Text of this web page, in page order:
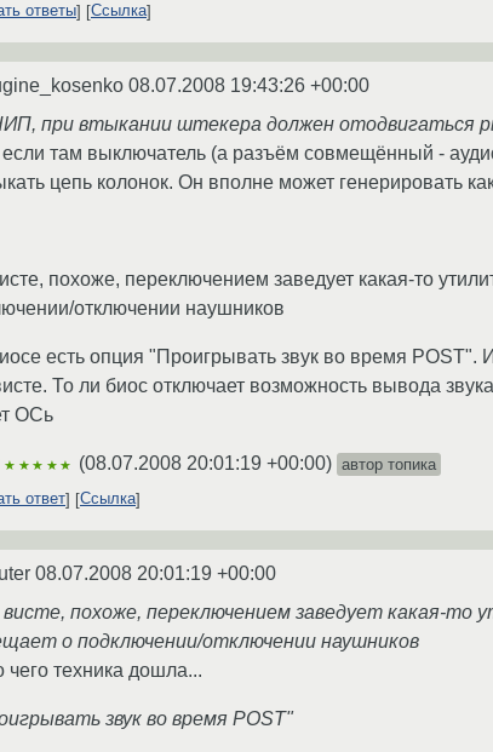
ответы Ссылка
08.07.2008 19:43:26 +00:00
при втыкании штекера должен отодвигаться
там выключатель (а разъём совмещённый -
цепь колонок. Он вполне может генерировать
похоже, переключением заведует какая-то
отключении наушников
есть опция "Проигрывать звук во время
То ли биос отключает возможность вывода
ОСь
★★★★★ (08.07.2008 20:01:19 +00:00) автор топика
ответ
Ссылка
08.07.2008 20:01:19 +00:00
висте, похоже, переключением заведует какая-
о подключении/отключении наушников
чего техника дошла...
звук во время POST"